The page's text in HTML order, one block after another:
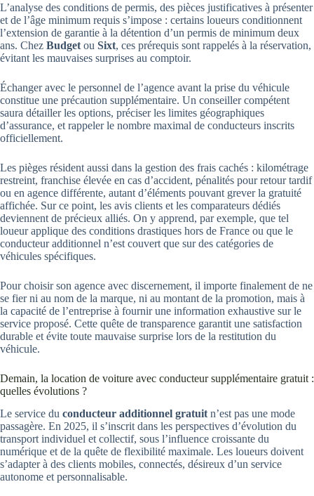
L’analyse des conditions de permis, des pièces justificatives à présenter
et de l’âge minimum requis s’impose : certains loueurs conditionnent
l’extension de garantie à la détention d’un permis de minimum deux
ans. Chez Budget ou Sixt, ces prérequis sont rappelés à la réservation,
évitant les mauvaises surprises au comptoir.
Échanger avec le personnel de l’agence avant la prise du véhicule
constitue une précaution supplémentaire. Un conseiller compétent
saura détailler les options, préciser les limites géographiques
d’assurance, et rappeler le nombre maximal de conducteurs inscrits
officiellement.
Les pièges résident aussi dans la gestion des frais cachés : kilométrage
restreint, franchise élevée en cas d’accident, pénalités pour retour tardif
ou en agence différente, autant d’éléments pouvant grever la gratuité
affichée. Sur ce point, les avis clients et les comparateurs dédiés
deviennent de précieux alliés. On y apprend, par exemple, que tel
loueur applique des conditions drastiques hors de France ou que le
conducteur additionnel n’est couvert que sur des catégories de
véhicules spécifiques.
Pour choisir son agence avec discernement, il importe finalement de ne
se fier ni au nom de la marque, ni au montant de la promotion, mais à
la capacité de l’entreprise à fournir une information exhaustive sur le
service proposé. Cette quête de transparence garantit une satisfaction
durable et évite toute mauvaise surprise lors de la restitution du
véhicule.
Demain, la location de voiture avec conducteur supplémentaire gratuit :
quelles évolutions ?
Le service du conducteur additionnel gratuitn’est pas une mode
passagère. En 2025, il s’inscrit dans les perspectives d’évolution du
transport individuel et collectif, sous l’influence croissante du
numérique et de la quête de flexibilité maximale. Les loueurs doivent
s’adapter à des clients mobiles, connectés, désireux d’un service
autonome et personnalisable.